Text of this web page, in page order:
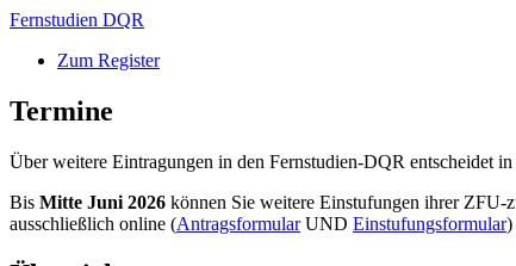
Skip
content
Fernstudien DQR
Zum Register
Termine
Über weitere Eintragungen in den Fernstudien-DQR entscheidet
Bis Mitte Juni 2026 können Sie weitere Einstufungen ihrer ZFU-
ausschließlich online (AntragsformularUND Einstufungsformular)